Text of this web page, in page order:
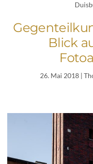
Blick
26. Mai 2018 |